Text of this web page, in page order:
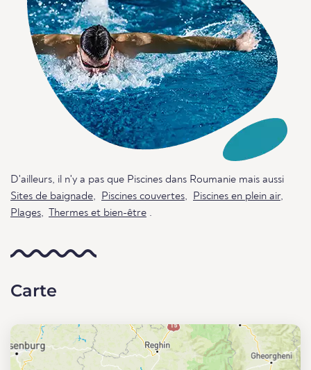
D'ailleurs, il n'y a pas que Piscines dans Roumanie mais aussi
Sites de baignade, Piscines couvertes, Piscines en plein air,
Plages, Thermes et bien-être .
Carte